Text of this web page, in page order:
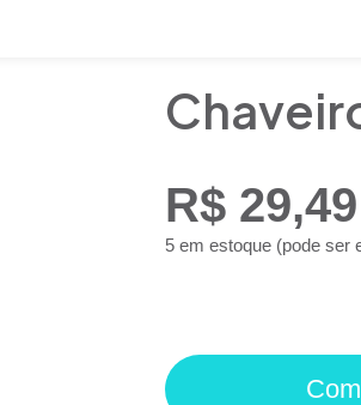
R$ 29,49
5 em estoque (pode ser